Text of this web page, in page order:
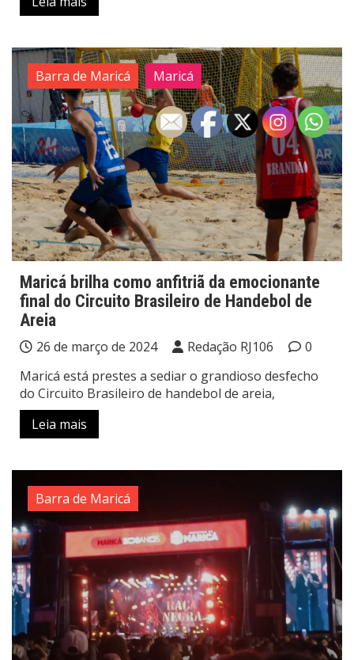
Barra de Maricá Maricá
Maricá brilha como anfitriã da emocionante
final do Circuito Brasileiro de Handebol de
Areia
26 de março de 2024 Redação RJ106
0
Maricá está prestes a sediar o grandioso desfecho
do Circuito Brasileiro de handebol de areia,
Leia mais
Barra de Maricá